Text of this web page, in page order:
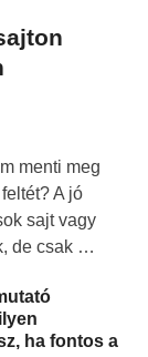
menti meg
A jó
sajt vagy
de csak …
ha fontos a